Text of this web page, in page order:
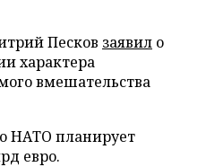
Песков заявил о
характера
вмешательства
НАТО планирует
евро.